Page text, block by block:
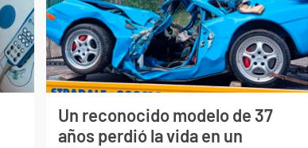
Un reconocido modelo de 37
años perdió la vida en un